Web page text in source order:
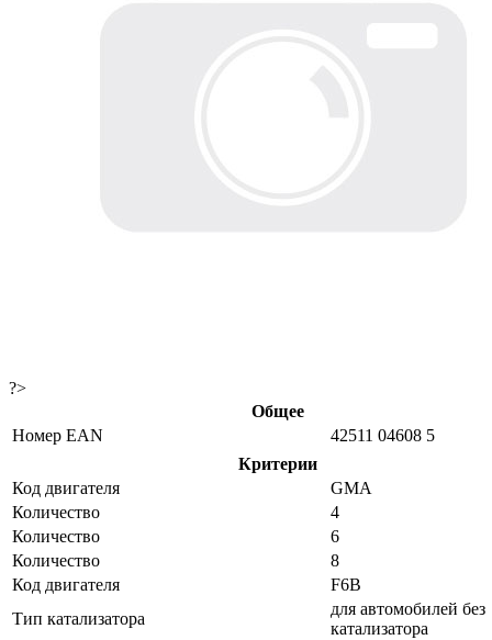
?>
Общее
Номер EAN
42511 04608 5
Критерии
Код двигателя
GMA
Количество
4
Количество
6
Количество
8
Код двигателя
F6B
Тип катализатора
для автомобилей без
катализатора